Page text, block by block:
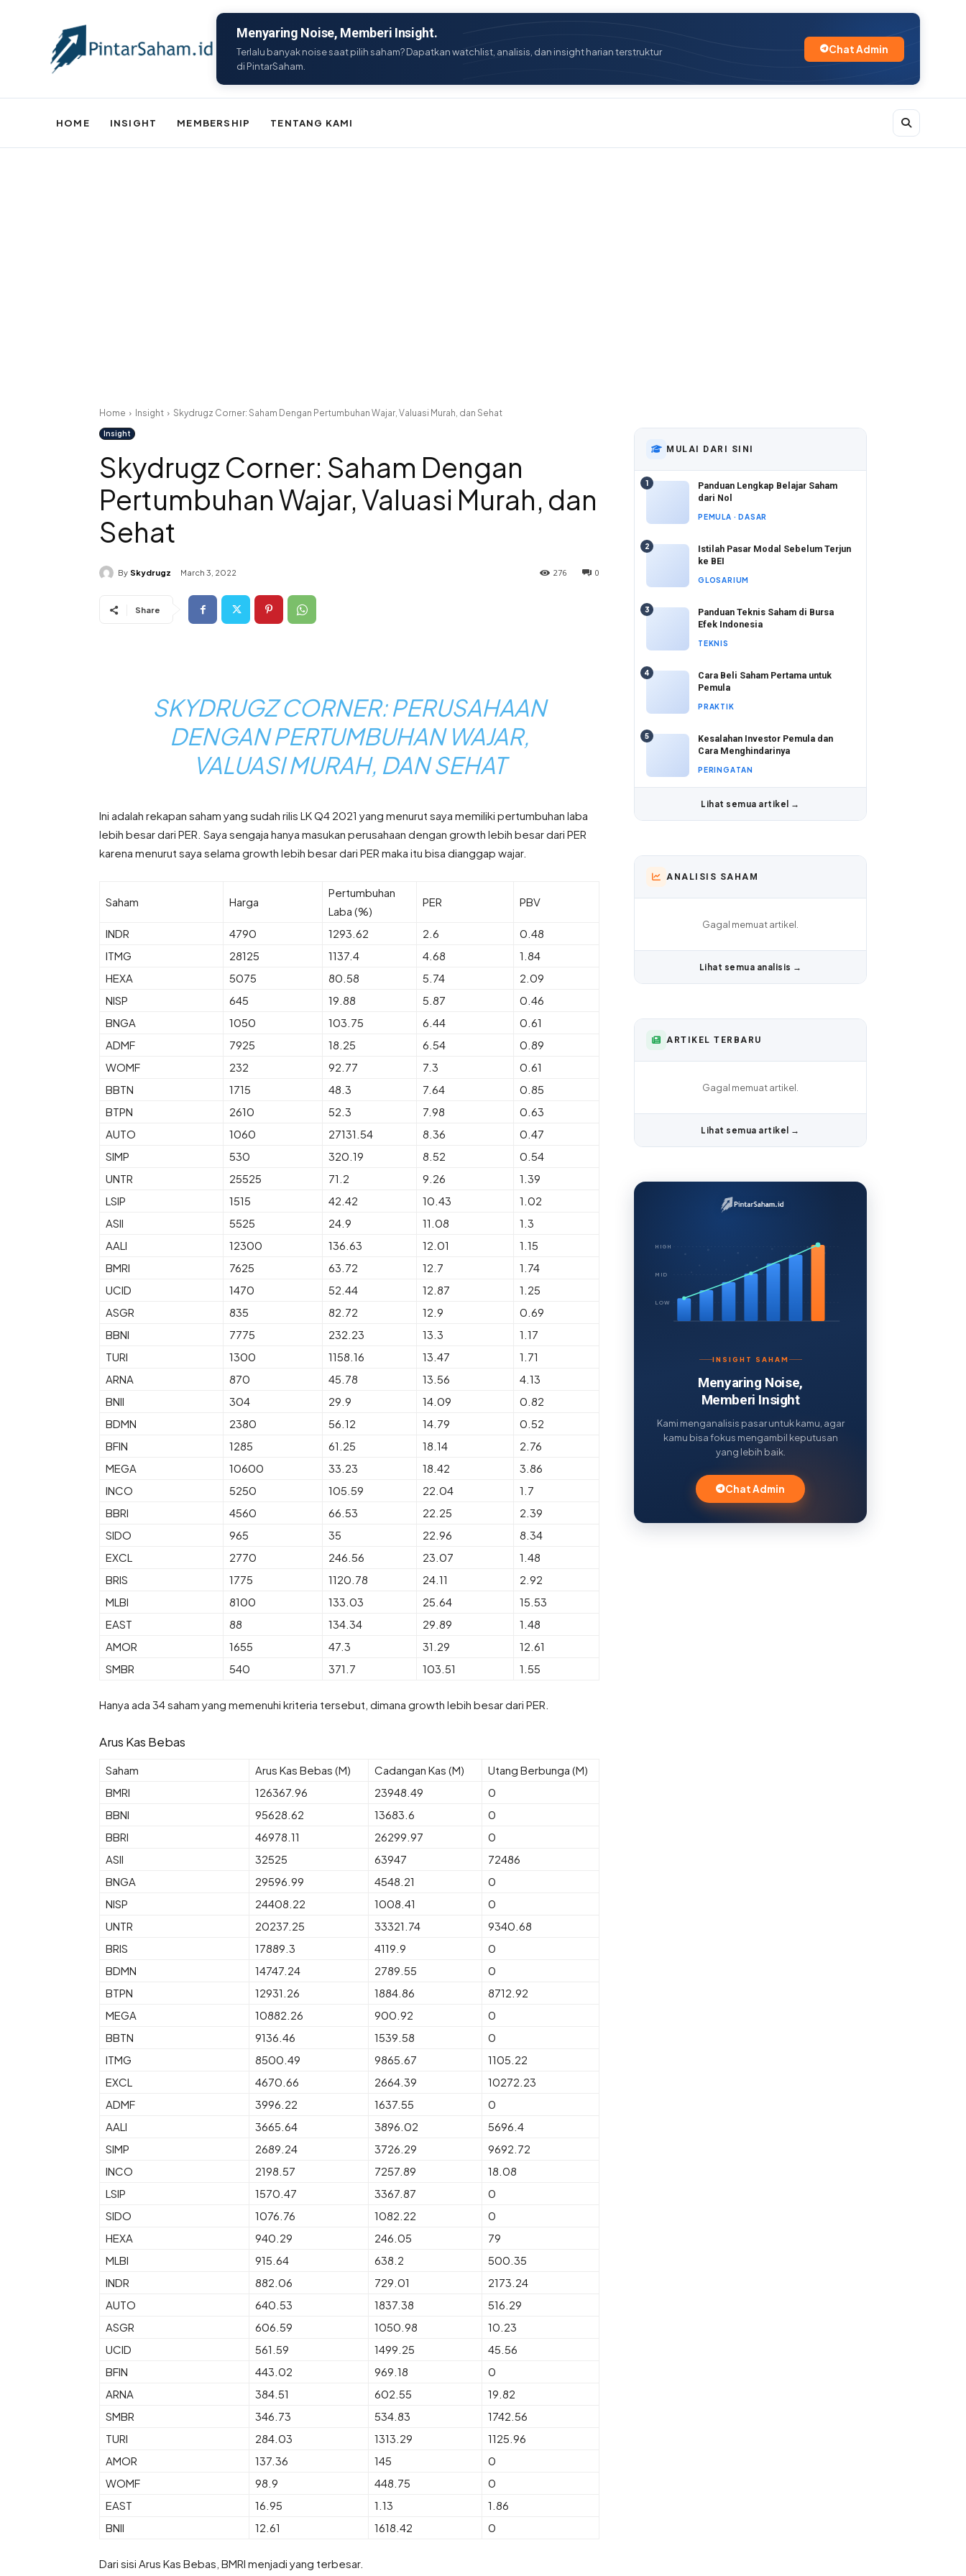
Menyaring Noise, Memberi Insight.
Terlalu banyak noise saat pilih saham? Dapatkan watchlist, analisis, dan insight harian terstruktur
di PintarSaham.
Chat Admin
HOME INSIGHT MEMBERSHIP TENTANG KAMI
Home Insight Skydrugz Corner: Saham Dengan Pertumbuhan Wajar, Valuasi Murah, dan Sehat
Insight
Skydrugz Corner: Saham Dengan
Pertumbuhan Wajar, Valuasi Murah, dan
Sehat
By Skydrugz March 3, 2022 0
276
Share
SKYDRUGZ CORNER: PERUSAHAAN
DENGAN PERTUMBUHAN WAJAR,
VALUASI MURAH, DAN SEHAT
Ini adalah rekapan saham yang sudah rilis LK Q4 2021 yang menurut saya memiliki pertumbuhan laba
lebih besar dari PER. Saya sengaja hanya masukan perusahaan dengan growth lebih besar dari PER
karena menurut saya selama growth lebih besar dari PER maka itu bisa dianggap wajar.
Saham Harga
Pertumbuhan
Laba (%)
PER PBV
INDR 4790 1293.62 2.6
0.48
ITMG
28125 1137.4 4.68
1.84
HEXA
5075 80.58 5.74
2.09
NISP
645 19.88 5.87
0.46
BNGA
1050 103.75 6.44
0.61
ADMF
7925 18.25 6.54
0.89
WOMF
232 92.77 7.3
0.61
BBTN
1715 48.3 7.64
0.85
BTPN
2610 52.3 7.98
0.63
AUTO
1060 27131.54 8.36
0.47
SIMP
530 320.19 8.52
0.54
UNTR
25525 71.2 9.26
1.39
LSIP
1515 42.42 10.43
1.02
ASII
5525 24.9 11.08
1.3
AALI
12300 136.63 12.01
1.15
BMRI
7625 63.72 12.7
1.74
UCID
1470 52.44 12.87
1.25
ASGR
835 82.72 12.9
0.69
BBNI
7775 232.23 13.3
1.17
TURI
1300 1158.16 13.47
1.71
ARNA
870 45.78 13.56
4.13
BNII
304 29.9 14.09
0.82
BDMN
2380 56.12 14.79
0.52
BFIN
1285 61.25 18.14
2.76
MEGA
10600 33.23 18.42
3.86
INCO
5250 105.59 22.04
1.7
BBRI
4560 66.53 22.25
2.39
SIDO
965 35 22.96
8.34
EXCL
2770 246.56 23.07
1.48
BRIS
1775 1120.78 24.11
2.92
MLBI
8100 133.03 25.64
15.53
EAST
88 134.34 29.89
1.48
AMOR
1655 47.3 31.29
12.61
SMBR
540 371.7 103.51 1.55
Hanya ada 34 saham yang memenuhi kriteria tersebut, dimana growth lebih besar dari PER.
Arus Kas Bebas
Saham Arus Kas Bebas (M) Cadangan Kas (M)
Utang Berbunga (M)
BMRI
126367.96 23948.49
0
BBNI
95628.62 13683.6
0
BBRI
46978.11 26299.97
0
ASII
32525 63947
72486
BNGA
29596.99 4548.21
0
NISP
24408.22 1008.41
0
UNTR
20237.25 33321.74
9340.68
BRIS
17889.3 4119.9
0
BDMN
14747.24 2789.55
0
BTPN
12931.26 1884.86
8712.92
MEGA
10882.26 900.92
0
BBTN
9136.46 1539.58
0
ITMG
8500.49 9865.67
1105.22
EXCL
4670.66 2664.39
10272.23
ADMF
3996.22 1637.55
0
AALI
3665.64 3896.02
5696.4
SIMP
2689.24 3726.29
9692.72
INCO
2198.57 7257.89
18.08
LSIP
1570.47 3367.87
0
SIDO
1076.76 1082.22
0
HEXA
940.29 246.05
79
MLBI
915.64 638.2
500.35
INDR
882.06 729.01
2173.24
AUTO
640.53 1837.38
516.29
ASGR
606.59 1050.98
10.23
UCID
561.59 1499.25
45.56
BFIN
443.02 969.18
0
ARNA
384.51 602.55
19.82
SMBR
346.73 534.83
1742.56
TURI
284.03 1313.29
1125.96
AMOR
137.36 145
0
WOMF
98.9 448.75
0
EAST
16.95 1.13
1.86
BNII
12.61 1618.42 0
Dari sisi Arus Kas Bebas, BMRI menjadi yang terbesar.
MULAI DARI SINI
1
Panduan Lengkap Belajar Saham
dari Nol
PEMULA · DASAR
2
Istilah Pasar Modal Sebelum Terjun
ke BEI
GLOSARIUM
3
Panduan Teknis Saham di Bursa
Efek Indonesia
TEKNIS
4
Cara Beli Saham Pertama untuk
Pemula
PRAKTIK
5
Kesalahan Investor Pemula dan
Cara Menghindarinya
PERINGATAN
Lihat semua artikel →
ANALISIS SAHAM
Gagal memuat artikel.
Lihat semua analisis →
ARTIKEL TERBARU
Gagal memuat artikel.
Lihat semua artikel →
HIGH
MID
LOW
INSIGHT SAHAM
Menyaring Noise,
Memberi Insight
Kami menganalisis pasar untuk kamu, agar
kamu bisa fokus mengambil keputusan
yang lebih baik.
Chat Admin